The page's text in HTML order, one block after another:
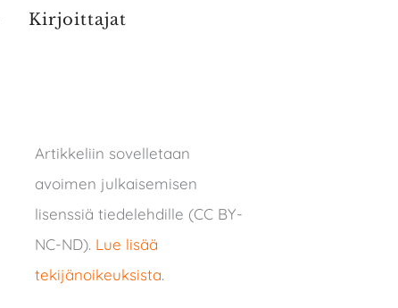
Kirjoittajat
Artikkeliin sovelletaan
avoimen julkaisemisen
lisenssiä tiedelehdille (CC BY-
NC-ND). Lue lisää
tekijänoikeuksista.